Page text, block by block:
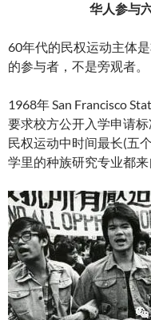
华人参与
60年代的民权运动主体
的参与者，不是旁观者。
1968年 San Francisco
要求校方公开入学申请
民权运动中时间最长(五
学里的种族研究专业都来